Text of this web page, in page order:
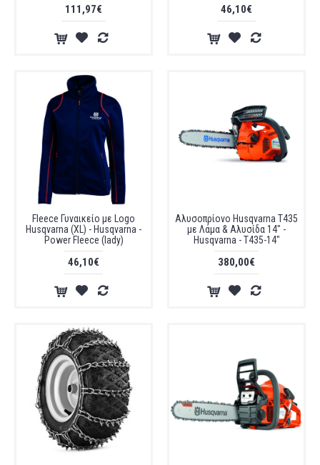
111,97€ 46,10€
Fleece Γυναικείο με Logo
Husqvarna (XL) - Husqvarna -
Power Fleece (lady)
46,10€
Αλυσoπρίονο Husqvarna T435
με Λάμα & Αλυσίδα 14" -
Husqvarna - T435-14"
380,00€